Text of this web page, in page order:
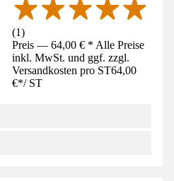
(1)
Preis — 64,00 € * Alle Preise
inkl. MwSt. und ggf. zzgl.
Versandkosten pro ST64,00
€*/ ST